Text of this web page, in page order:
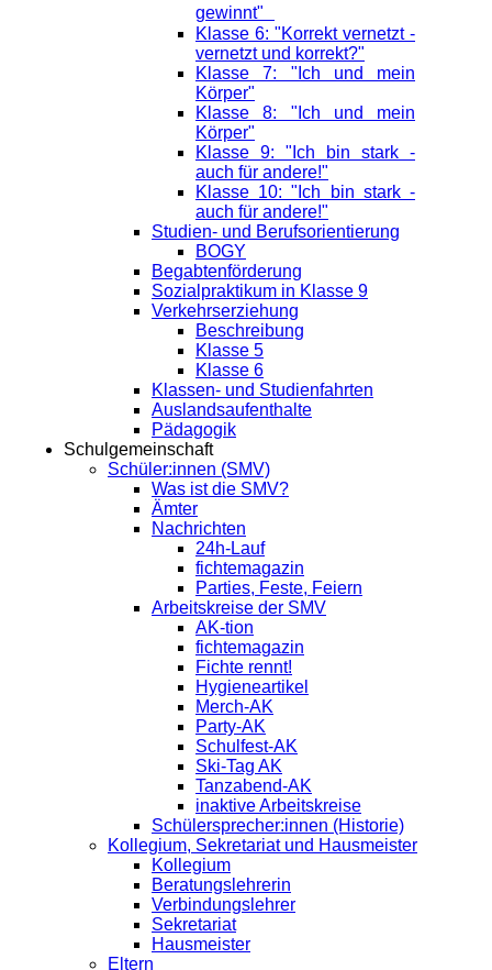
gewinnt"
Klasse 6: "Korrekt vernetzt -
vernetzt und korrekt?"
Klasse 7: "Ich und mein
Körper"
Klasse 8: "Ich und mein
Körper"
Klasse 9: "Ich bin stark -
auch für andere!"
Klasse 10: "Ich bin stark -
auch für andere!"
Studien- und Berufsorientierung
BOGY
Begabtenförderung
Sozialpraktikum in Klasse 9
Verkehrserziehung
Beschreibung
Klasse 5
Klasse 6
Klassen- und Studienfahrten
Auslandsaufenthalte
Pädagogik
Schulgemeinschaft
Schüler:innen (SMV)
Was ist die SMV?
Ämter
Nachrichten
24h-Lauf
fichtemagazin
Parties, Feste, Feiern
Arbeitskreise der SMV
AK-tion
fichtemagazin
Fichte rennt!
Hygieneartikel
Merch-AK
Party-AK
Schulfest-AK
Ski-Tag AK
Tanzabend-AK
inaktive Arbeitskreise
Schülersprecher:innen (Historie)
Kollegium, Sekretariat und Hausmeister
Kollegium
Beratungslehrerin
Verbindungslehrer
Sekretariat
Hausmeister
Eltern